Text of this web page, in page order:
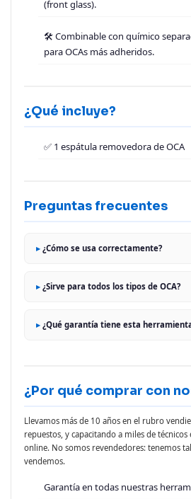
(front glass).
🛠️ Combinable con químico
para OCAs más adheridos.
¿Qué incluye?
✅ 1 espátula removedora de OCA
Preguntas frecuentes
¿Cómo se usa correctamente?
¿Sirve para todos los tipos de OCA?
¿Qué garantía tiene esta
¿Por qué comprar con
Llevamos más de 10 años en el rubro
repuestos, y capacitando a miles de técnicos
online. No somos revendedores: tenemos
vendemos.
Garantía en todas nuestras